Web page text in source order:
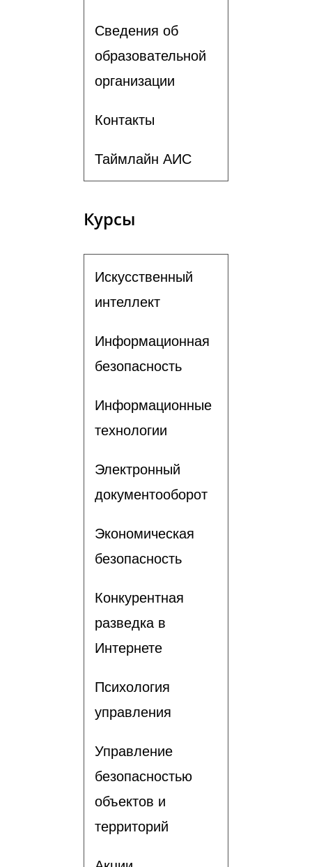
Сведения об
образовательной
организации
Контакты
Таймлайн АИС
Курсы
Искусственный
интеллект
Информационная
безопасность
Информационные
технологии
Электронный
документооборот
Экономическая
безопасность
Конкурентная
разведка в
Интернете
Психология
управления
Управление
безопасностью
объектов и
территорий